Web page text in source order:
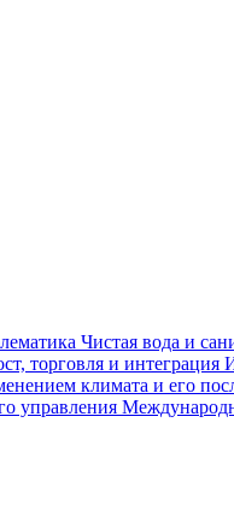
Чистая вода и
торговля и интеграция
климата и его
управления